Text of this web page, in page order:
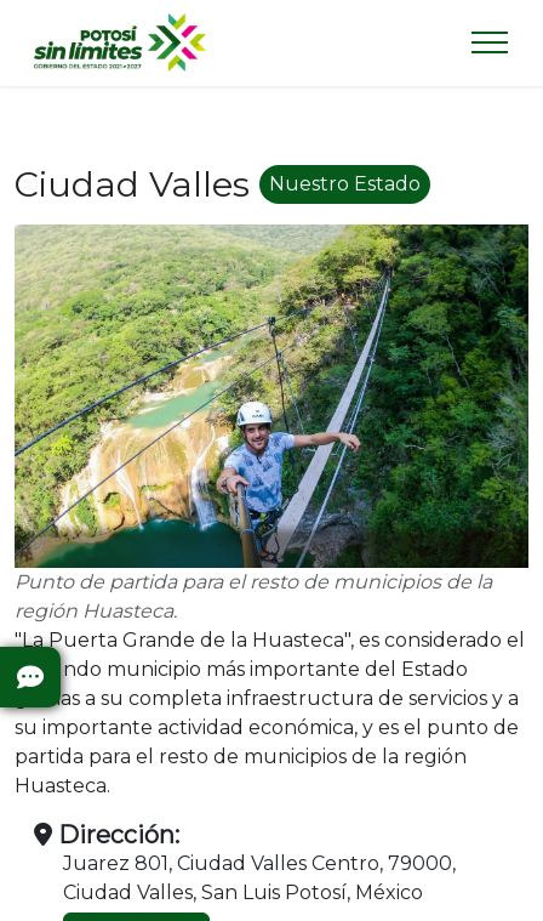
Ciudad Valles Nuestro Estado
Punto de partida para el resto de municipios de la
región Huasteca.
"La Puerta Grande de la Huasteca", es considerado el
segundo municipio más importante del Estado
gracias a su completa infraestructura de servicios y a
su importante actividad económica, y es el punto de
partida para el resto de municipios de la región
Huasteca.
Dirección:
Juarez 801, Ciudad Valles Centro, 79000,
Ciudad Valles, San Luis Potosí, México